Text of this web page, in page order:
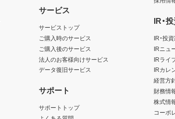
サービス
サービストップ
ご購入時のサービス
ご購入後のサービス
法人のお客様向けサービス
データ復旧サービス
サポート
サポートトップ
IR・
IR・投
IRニュ
IRライ
IRカレ
経営方
財務情
株式情
コーポ